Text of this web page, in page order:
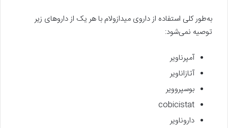
به‌طور کلی استفاده از داروی میدازولام با هر یک از داروهای زیر
توصیه نمی‌شود:
آمپرناویر
آتازاناویر
بوسپروویر
cobicistat
داروناویر